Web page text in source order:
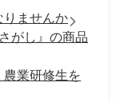
りませんか
がし』の商品
農業研修生を